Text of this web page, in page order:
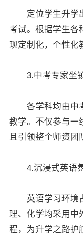
定位学生升学出
考试。根据学生各
现定制化，个性化
3.中考专家坐镇
各学科均由中考
教学。不仅参与一
且引领整个师资团
4.沉浸式英语氛
英语学习环境占
理、化学均采用中
程，为升学之路护